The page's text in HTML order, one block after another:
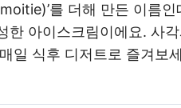
를 더해 만든 이름
한 아이스크림이에요. 사
일 식후 디저트로 즐겨보